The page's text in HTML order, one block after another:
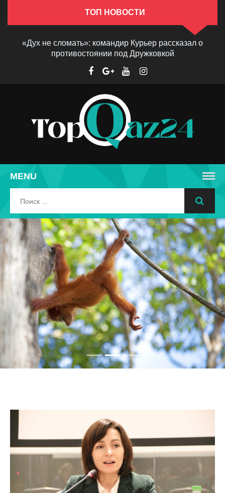
ТОП НОВОСТИ
«Дух не сломать»: командир Курьер рассказал о
противостоянии под Дружковкой
MENU